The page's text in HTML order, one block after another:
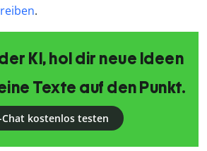
.
KI, hol dir neue Ideen
Texte auf den Punkt.
Chat kostenlos testen